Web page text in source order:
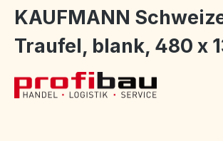
KAUFMANN
Traufel, blank, 480 x